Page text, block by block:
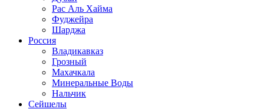
Рас Аль Хайма
Фуджейра
Шарджа
Россия
Владикавказ
Грозный
Махачкала
Минеральные Воды
Нальчик
Сейшелы